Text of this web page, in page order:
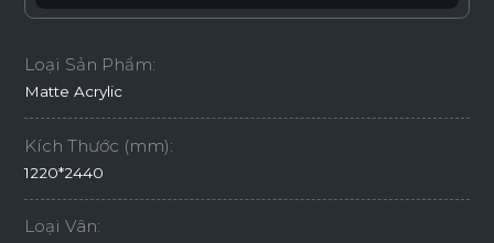
Loại Sản Phẩm:
Matte Acrylic
Kích Thước (mm):
1220*2440
Loại Vân: